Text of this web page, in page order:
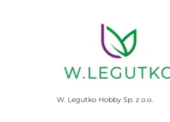
W. Legutko Hobby Sp. z o.o.